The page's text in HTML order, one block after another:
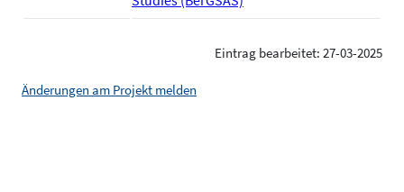
Eintrag bearbeitet: 27-03-2025
Änderungen am Projekt melden